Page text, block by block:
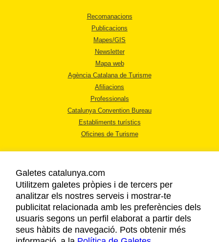
Recomanacions
Publicacions
Mapes/GIS
Newsletter
Mapa web
Agència Catalana de Turisme
Afiliacions
Professionals
Catalunya Convention Bureau
Establiments turístics
Oficines de Turisme
AVÍS LEGAL
POLÍTICA DE PRIVACITAT
COOKIES
ACCESSIBILITAT
Galetes catalunya.com
Utilitzem galetes pròpies i de tercers per
analitzar els nostres serveis i mostrar-te
publicitat relacionada amb les preferències dels
usuaris segons un perfil elaborat a partir dels
seus hàbits de navegació. Pots obtenir més